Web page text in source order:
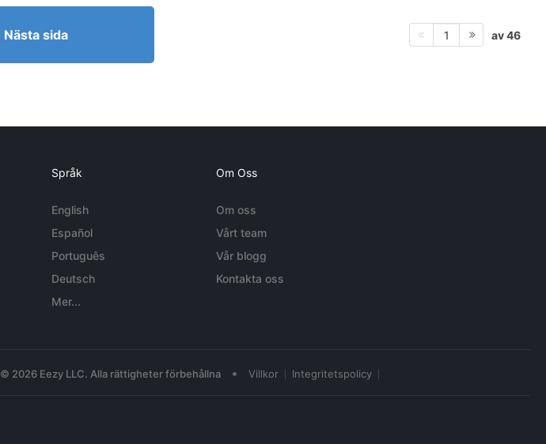
Nästa sida 1 av 46
Språk
English
Español
Português
Deutsch
Mer...
Om Oss
Om oss
Vårt team
Vår blogg
Kontakta oss
© 2026 Eezy LLC. Alla rättigheter förbehållna • Villkor Integritetspolicy